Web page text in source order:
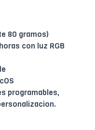
80 gramos)
con luz RGB
programables,